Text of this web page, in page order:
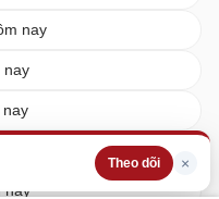
Theo dõi ×
nay
nay
nay
nay